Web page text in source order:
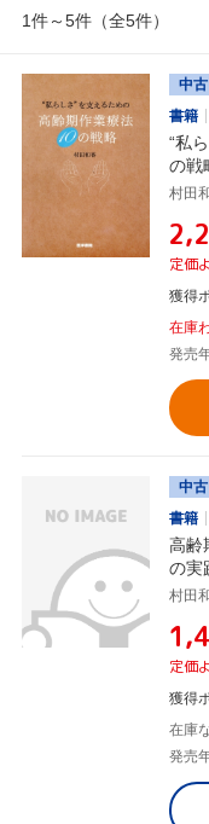
1件～5件（全5件）
中古
書籍
“私
の戦
村田
定価
獲得
在庫
発売
中古
書籍
高齢
の実
村田
定価
獲得
在庫
発売